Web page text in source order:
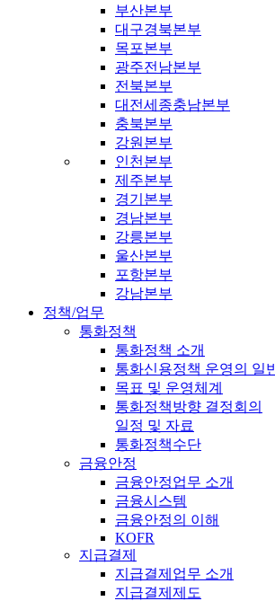
부산본부
대구경북본부
목포본부
광주전남본부
전북본부
대전세종충남본부
충북본부
강원본부
인천본부
제주본부
경기본부
경남본부
강릉본부
울산본부
포항본부
강남본부
정책/업무
통화정책
통화정책 소개
통화신용정책 운영의 일
목표 및 운영체계
통화정책방향 결정회의
일정 및 자료
통화정책수단
금융안정
금융안정업무 소개
금융시스템
금융안정의 이해
KOFR
지급결제
지급결제업무 소개
지급결제제도